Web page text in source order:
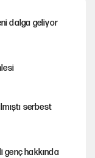
dalga geliyor
serbest
genç hakkında